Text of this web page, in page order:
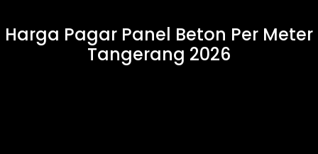
Harga Pagar Panel Beton Per Meter
Tangerang 2026